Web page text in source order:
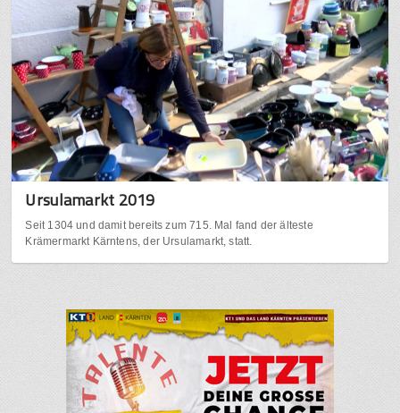
Ursulamarkt 2019
Seit 1304 und damit bereits zum 715. Mal fand der älteste
Krämermarkt Kärntens, der Ursulamarkt, statt.